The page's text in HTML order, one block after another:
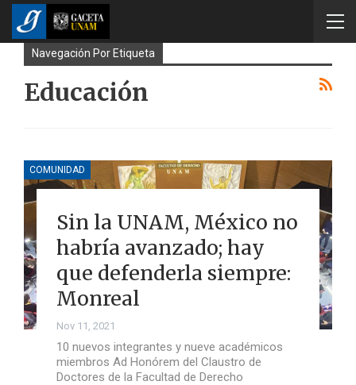
Navegación Por Etiqueta
Educación
COMUNIDAD
Sin la UNAM, México no
habría avanzado; hay
que defenderla siempre:
Monreal
Nov 11, 2021
10 nuevos integrantes y nueve académicos
miembros Ad Honórem del Claustro de
Doctores de la Facultad de Derecho